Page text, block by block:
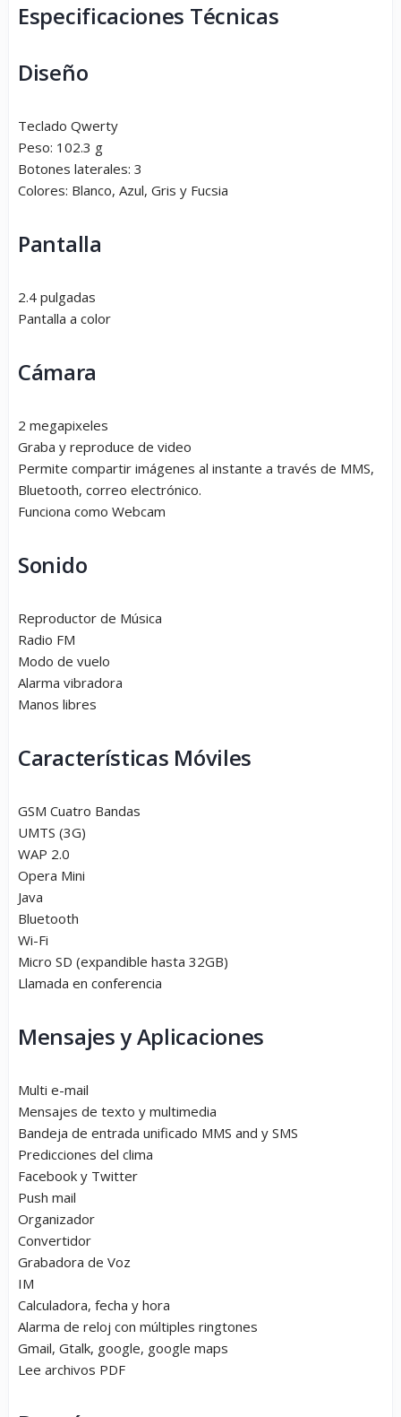
Especificaciones Técnicas
Diseño
Teclado Qwerty
Peso: 102.3 g
Botones laterales: 3
Colores: Blanco, Azul, Gris y Fucsia
Pantalla
2.4 pulgadas
Pantalla a color
Cámara
2 megapixeles
Graba y reproduce de video
Permite compartir imágenes al instante a través de MMS,
Bluetooth, correo electrónico.
Funciona como Webcam
Sonido
Reproductor de Música
Radio FM
Modo de vuelo
Alarma vibradora
Manos libres
Características Móviles
GSM Cuatro Bandas
UMTS (3G)
WAP 2.0
Opera Mini
Java
Bluetooth
Wi-Fi
Micro SD (expandible hasta 32GB)
Llamada en conferencia
Mensajes y Aplicaciones
Multi e-mail
Mensajes de texto y multimedia
Bandeja de entrada unificado MMS and y SMS
Predicciones del clima
Facebook y Twitter
Push mail
Organizador
Convertidor
Grabadora de Voz
IM
Calculadora, fecha y hora
Alarma de reloj con múltiples ringtones
Gmail, Gtalk, google, google maps
Lee archivos PDF